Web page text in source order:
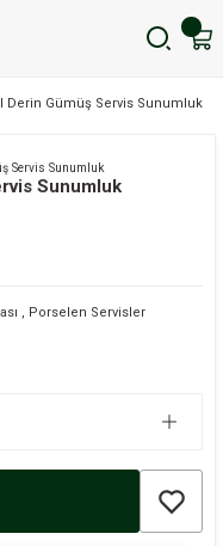
Derin Gümüş Servis Sunumluk
Sunumluk
, Porselen Servisler